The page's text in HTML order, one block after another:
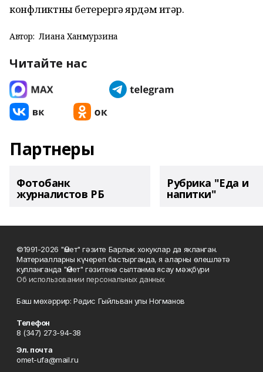
конфликтны бетерергә ярдәм итәр.
Автор: Лиана Ханмурзина
Читайте нас
Партнеры
Фотобанк
журналистов РБ
Рубрика "Еда и
напитки"
©1991-2026 "Өмет" гәзите Барлык хокуклар да якланган.
Материалларны күчереп бастырганда, я аларны өлешләтә
кулланганда "Өмет" гәзитенә сылтанма ясау мәҗбүри
Об использовании персональных данных
Баш мөхәррир: Рәдис Гыйльван улы Ногманов
Телефон
8 (347) 273-94-38
Эл. почта
omet-ufa@mail.ru